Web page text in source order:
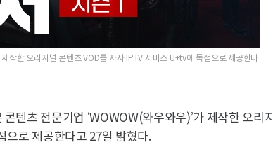
작한 오리지널 콘텐츠 VOD를 자사 IPTV 서비스 U+tv에 독점으로 제공한다
텐츠 전문기업 ‘WOWOW(와우와우)’가 제작한 오리지
로 제공한다고 27일 밝혔다.